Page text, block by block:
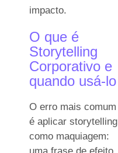
impacto.
O que é
Storytelling
Corporativo e
quando usá-lo
O erro mais comum
é aplicar storytelling
como maquiagem: